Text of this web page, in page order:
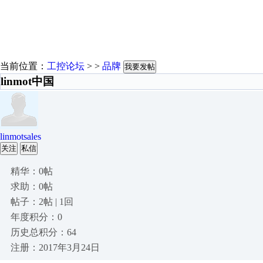
当前位置： 工控论坛 > > 品牌 我要发帖
linmot中国
linmotsales
关注 私信
精华：0帖
求助：0帖
帖子：2帖 | 1回
年度积分：0
历史总积分：64
注册：2017年3月24日